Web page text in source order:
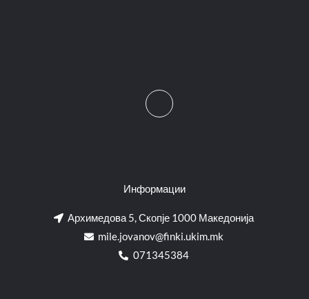
Информации
Архимедова 5, Скопје 1000 Македонија
mile.jovanov@finki.ukim.mk​
071345384